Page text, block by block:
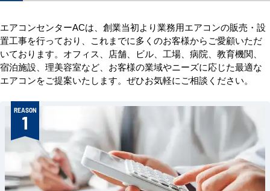
エアコンセンターACは、創業当初より業務用エアコンの販売・設
置工事を行っており、これまでに多くのお客様からご愛顧いただ
いております。オフィス、店舗、ビル、工場、病院、教育機関、
宿泊施設、理美容室など、お客様の業域やニーズに応じた最適な
エアコンをご提案いたします。ぜひお気軽にご相談ください。
REASON
1